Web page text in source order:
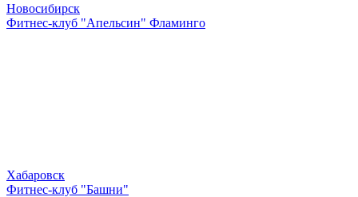
Новосибирск
Фитнес-клуб "Апельсин" Фламинго
Хабаровск
Фитнес-клуб "Башни"